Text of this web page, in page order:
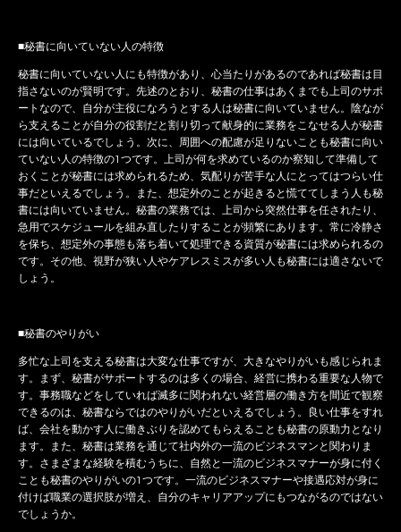
■秘書に向いていない人の特徴
秘書に向いていない人にも特徴があり、心当たりがあるのであれば秘書は目
指さないのが賢明です。先述のとおり、秘書の仕事はあくまでも上司のサポ
ートなので、自分が主役になろうとする人は秘書に向いていません。陰なが
ら支えることが自分の役割だと割り切って献身的に業務をこなせる人が秘書
には向いているでしょう。次に、周囲への配慮が足りないことも秘書に向い
ていない人の特徴の1つです。上司が何を求めているのか察知して準備して
おくことが秘書には求められるため、気配りが苦手な人にとってはつらい仕
事だといえるでしょう。また、想定外のことが起きると慌ててしまう人も秘
書には向いていません。秘書の業務では、上司から突然仕事を任されたり、
急用でスケジュールを組み直したりすることが頻繁にあります。常に冷静さ
を保ち、想定外の事態も落ち着いて処理できる資質が秘書には求められるの
です。その他、視野が狭い人やケアレスミスが多い人も秘書には適さないで
しょう。
■秘書のやりがい
多忙な上司を支える秘書は大変な仕事ですが、大きなやりがいも感じられま
す。まず、秘書がサポートするのは多くの場合、経営に携わる重要な人物で
す。事務職などをしていれば滅多に関われない経営層の働き方を間近で観察
できるのは、秘書ならではのやりがいだといえるでしょう。良い仕事をすれ
ば、会社を動かす人に働きぶりを認めてもらえることも秘書の原動力となり
ます。また、秘書は業務を通じて社内外の一流のビジネスマンと関わりま
す。さまざまな経験を積むうちに、自然と一流のビジネスマナーが身に付く
ことも秘書のやりがいの1つです。一流のビジネスマナーや接遇応対が身に
付けば職業の選択肢が増え、自分のキャリアアップにもつながるのではない
でしょうか。